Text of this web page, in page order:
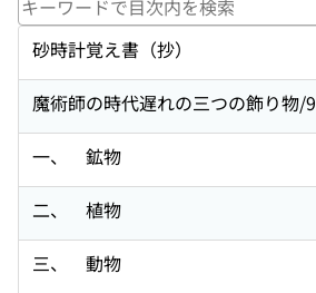
砂時計覚え書（抄）
魔術師の時代遅れの三つの飾り物/9
一、 鉱物
二、 植物
三、 動物